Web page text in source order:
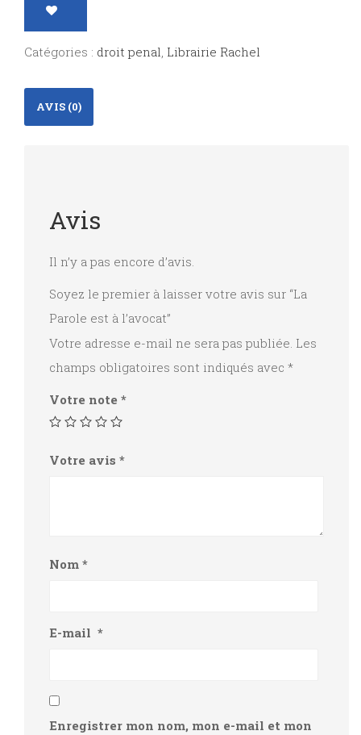
Parole
l'avocat
Catégories : droit penal Librairie Rachel
AVIS (0)
Avis
Il n’y a pas encore d’avis.
Soyez le premier à laisser votre avis sur “La
Parole est à l’avocat”
Votre adresse e-mail ne sera pas publiée. Les
champs obligatoires sont indiqués avec *
Votre note *
Votre avis *
Nom *
E-mail *
Enregistrer mon nom, mon e-mail et mon